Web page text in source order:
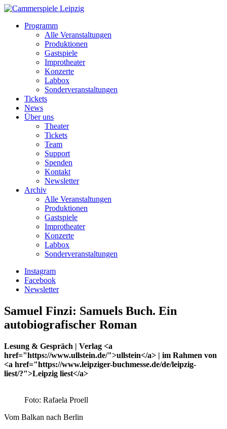
Programm
Alle Veranstaltungen
Produktionen
Gastspiele
Improtheater
Konzerte
Labbox
Sonderveranstaltungen
Tickets
News
Über uns
Theater
Tickets
Team
Support
Spenden
Kontakt
Newsletter
Archiv
Alle Veranstaltungen
Produktionen
Gastspiele
Improtheater
Konzerte
Labbox
Sonderveranstaltungen
Instagram
Facebook
Newsletter
Samuel Finzi: Samuels Buch. Ein
autobiografischer Roman
Lesung & Gespräch | Verlag <a
href="https://www.ullstein.de/">ullstein</a> | im Rahmen von
<a href="https://www.leipziger-buchmesse.de/de/leipzig-
liest/?">Leipzig liest</a>
Foto: Rafaela Proell
Vom Balkan nach Berlin